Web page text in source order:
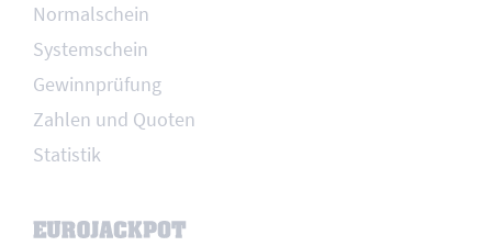
Normalschein
Systemschein
Gewinnprüfung
Zahlen und Quoten
Statistik